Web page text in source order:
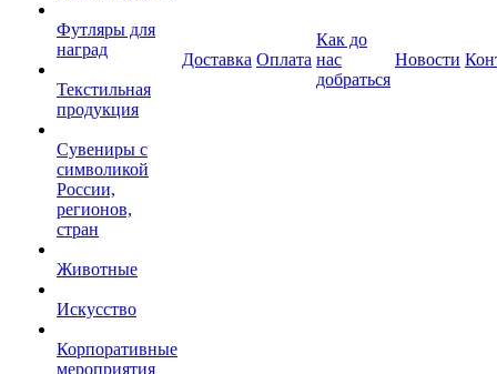
Футляры для
наград
Текстильная
продукция
Сувениры с
символикой
России,
регионов,
стран
Животные
Искусство
Корпоративные
мероприятия
Доставка Оплата
Как до
нас
добраться
Новости